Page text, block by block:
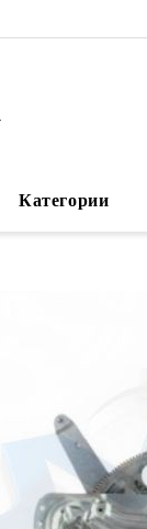
Категории